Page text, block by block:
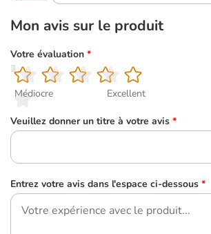
Mon avis sur le produit
Votre évaluation *
1
Médiocre
2
3
4
5
Excellent
Veuillez donner un titre à votre avis *
Entrez votre avis dans l'espace ci-dessous *